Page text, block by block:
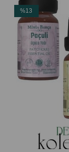
%13
İndirim
%13İndirim